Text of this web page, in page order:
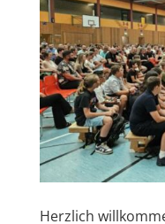
Herzlich